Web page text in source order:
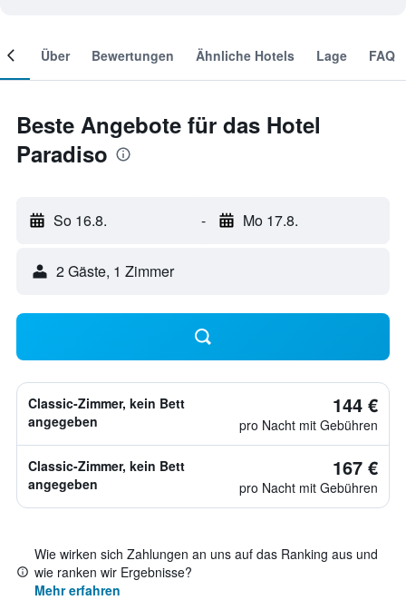
Über Bewertungen Ähnliche Hotels Lage FAQ
Beste Angebote für das Hotel
Paradiso
So 16.8. - Mo 17.8.
2 Gäste, 1 Zimmer
Classic-Zimmer, kein Bett
angegeben
144 €
pro Nacht mit Gebühren
Classic-Zimmer, kein Bett
angegeben
167 €
pro Nacht mit Gebühren
Wie wirken sich Zahlungen an uns auf das Ranking aus und
wie ranken wir Ergebnisse?
Mehr erfahren